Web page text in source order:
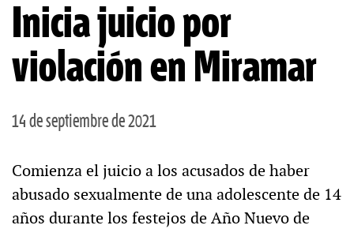
Inicia juicio por
violación en Miramar
14 de septiembre de 2021
Comienza el juicio a los acusados de haber
abusado sexualmente de una adolescente de 14
años durante los festejos de Año Nuevo de